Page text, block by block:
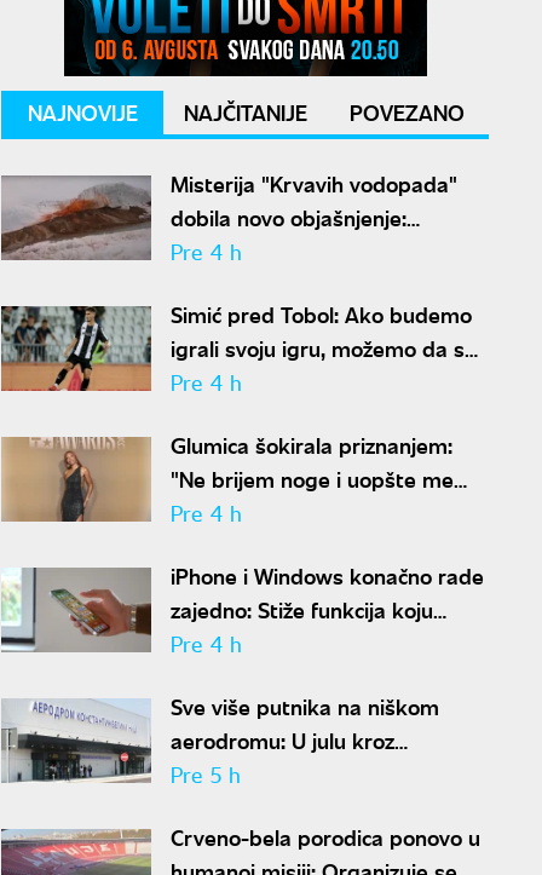
NAJNOVIJE NAJČITANIJE POVEZANO
Misterija "Krvavih vodopada"
dobila novo objašnjenje:
Otkriven drevni ekosistem na
Pre 4 h
Simić pred Tobol: Ako budemo
igrali svoju igru, možemo da se
nadamo najboljem
Pre 4 h
Glumica šokirala priznanjem:
"Ne brijem noge i uopšte me
nije sramota"
Pre 4 h
iPhone i Windows konačno rade
zajedno: Stiže funkcija koju
korisnici godinama čekaju
Pre 4 h
Sve više putnika na niškom
aerodromu: U julu kroz
"Konstantin Veliki" prošlo
Pre 5 h
Crveno-bela porodica ponovo u